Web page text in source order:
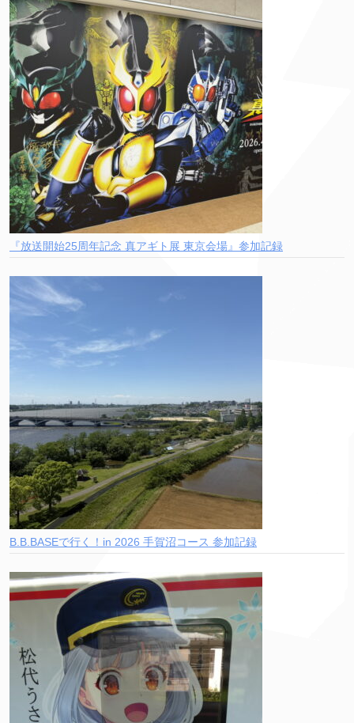
『放送開始25周年記念 真アギト展 東京会場』参加記録
B.B.BASEで行く！in 2026 手賀沼コース 参加記録